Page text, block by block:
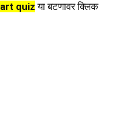
quiz या बटणावर क्लिक